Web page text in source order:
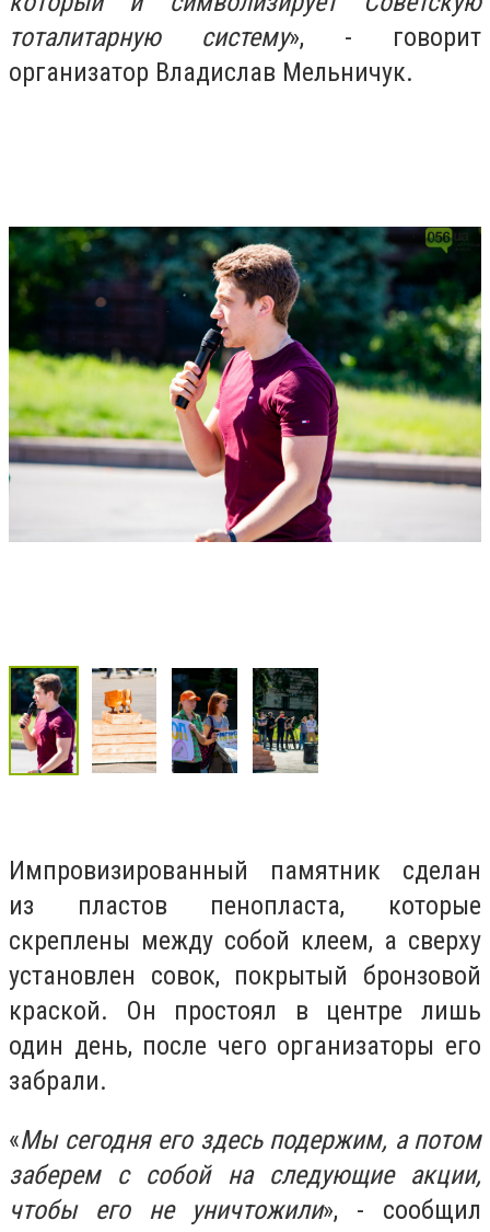
тоталитарную систему», - говорит
организатор Владислав Мельничук.
Импровизированный памятник сделан
из пластов пенопласта, которые
скреплены между собой клеем, а сверху
установлен совок, покрытый бронзовой
краской. Он простоял в центре лишь
один день, после чего организаторы его
забрали.
«Мы сегодня его здесь подержим, а потом
заберем с собой на следующие акции,
чтобы его не уничтожили», - сообщил